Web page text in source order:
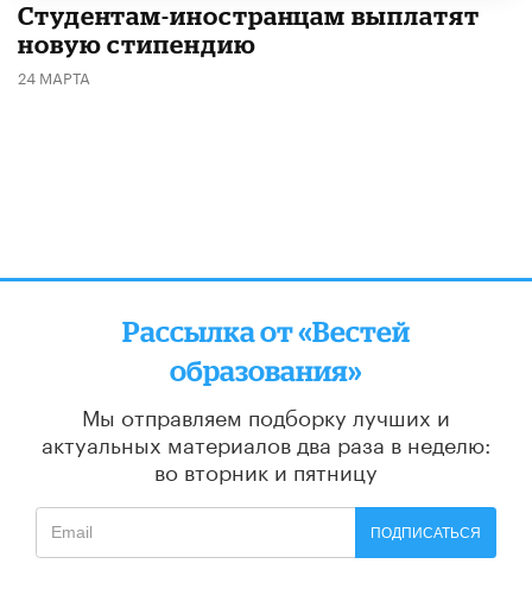
Студентам-иностранцам выплатят
новую стипендию
24 МАРТА
Рассылка от «Вестей
образования»
Мы отправляем подборку лучших и
актуальных материалов два раза в неделю:
во вторник и пятницу
ПОДПИСАТЬСЯ